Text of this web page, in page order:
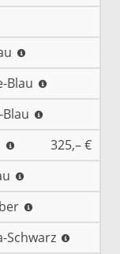
Blau
325,– €
Schwarz